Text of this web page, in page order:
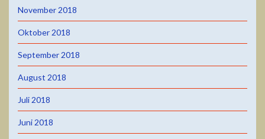
November 2018
Oktober 2018
September 2018
August 2018
Juli 2018
Juni 2018